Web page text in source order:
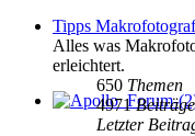
Tipps
Alles was
erleichtert.
650 Themen
4971Beiträge
Letzter